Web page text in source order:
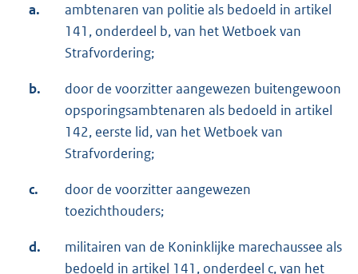
a.
ambtenaren van politie als bedoeld in artikel
141, onderdeel b, van het Wetboek van
Strafvordering;
b.
door de voorzitter aangewezen buitengewoon
opsporingsambtenaren als bedoeld in artikel
142, eerste lid, van het Wetboek van
Strafvordering;
c.
door de voorzitter aangewezen
toezichthouders;
d.
militairen van de Koninklijke marechaussee als
bedoeld in artikel 141, onderdeel c, van het